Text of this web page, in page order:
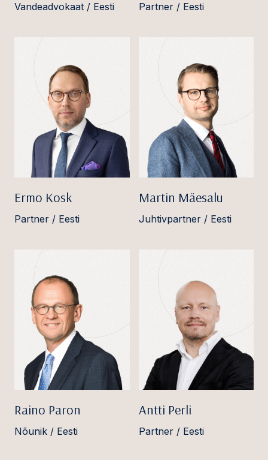
Vandeadvokaat / Eesti Partner / Eesti
Ermo Kosk
Partner / Eesti
Martin Mäesalu
Juhtivpartner / Eesti
Raino Paron
Nõunik / Eesti
Antti Perli
Partner / Eesti